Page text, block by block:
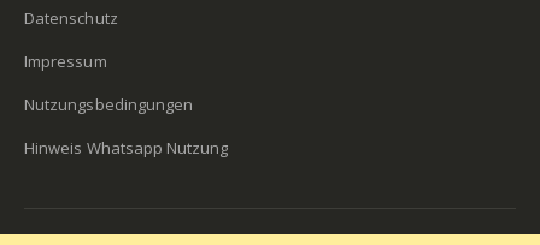
Datenschutz
Impressum
Nutzungsbedingungen
Hinweis Whatsapp Nutzung